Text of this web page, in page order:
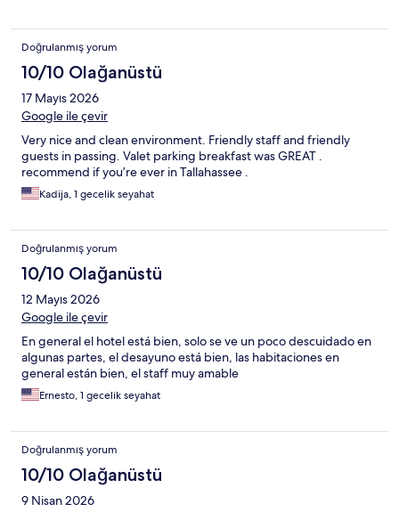
Doğrulanmış yorum
10/10 Olağanüstü
17 Mayıs 2026
Google ile çevir
Very nice and clean environment. Friendly staff and friendly
guests in passing. Valet parking breakfast was GREAT .
recommend if you’re ever in Tallahassee .
Kadija, 1 gecelik seyahat
Doğrulanmış yorum
10/10 Olağanüstü
12 Mayıs 2026
Google ile çevir
En general el hotel está bien, solo se ve un poco descuidado en
algunas partes, el desayuno está bien, las habitaciones en
general están bien, el staff muy amable
Ernesto, 1 gecelik seyahat
Doğrulanmış yorum
10/10 Olağanüstü
9 Nisan 2026